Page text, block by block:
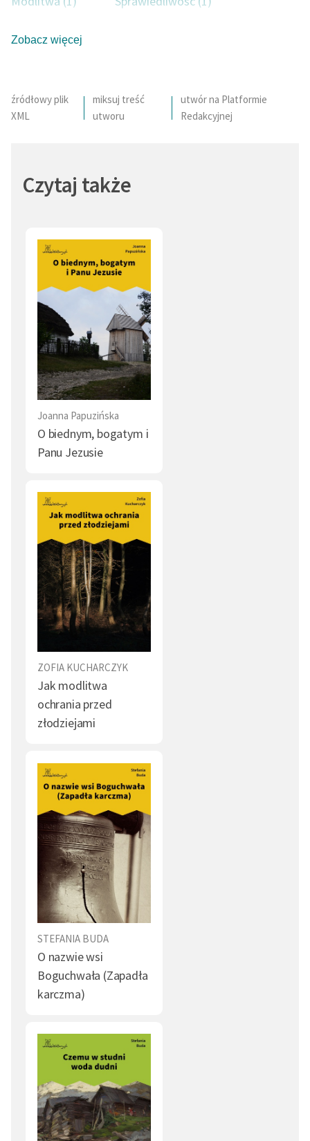
Serce (1)
Niesprawiedliwość (1) Miłość (1)
Trud (1)
Bieda (1)
Zobacz więcej
źródłowy plik
XML
miksuj treść
utworu
utwór na Platformie
Redakcyjnej
Czytaj także
Joanna Papuzińska
O biednym, bogatym i
Panu Jezusie
ZOFIA KUCHARCZYK
Jak modlitwa
ochrania przed
złodziejami
STEFANIA BUDA
O nazwie wsi
Boguchwała (Zapadła
karczma)